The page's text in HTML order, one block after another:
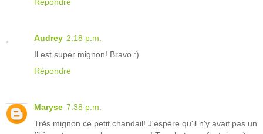
Audrey 2:18 p.m.
Il est super mignon! Bravo :)
Répondre
Maryse 7:38 p.m.
Très mignon ce petit chandail! J'espère qu'il n'y avait pas un